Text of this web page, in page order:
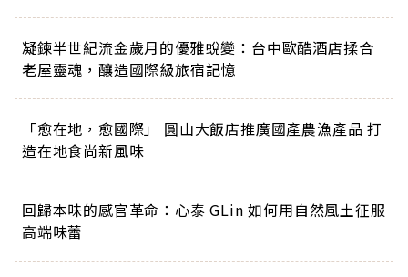
凝鍊半世紀流金歲月的優雅蛻變：台中歐酷酒店揉合
老屋靈魂，釀造國際級旅宿記憶
「愈在地，愈國際」 圓山大飯店推廣國產農漁產品 打
造在地食尚新風味
回歸本味的感官革命：心泰 GLin 如何用自然風土征服
高端味蕾